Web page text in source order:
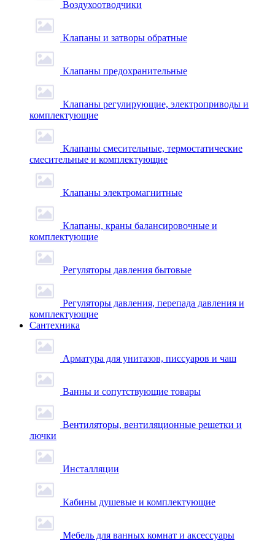
Воздухоотводчики
Клапаны и затворы обратные
Клапаны предохранительные
Клапаны регулирующие, электроприводы и
комплектующие
Клапаны смесительные, термостатические
смесительные и комплектующие
Клапаны электромагнитные
Клапаны, краны балансировочные и
комплектующие
Регуляторы давления бытовые
Регуляторы давления, перепада давления и
комплектующие
Сантехника
Арматура для унитазов, писсуаров и чаш
Ванны и сопутствующие товары
Вентиляторы, вентиляционные решетки и
лючки
Инсталляции
Кабины душевые и комплектующие
Мебель для ванных комнат и аксессуары